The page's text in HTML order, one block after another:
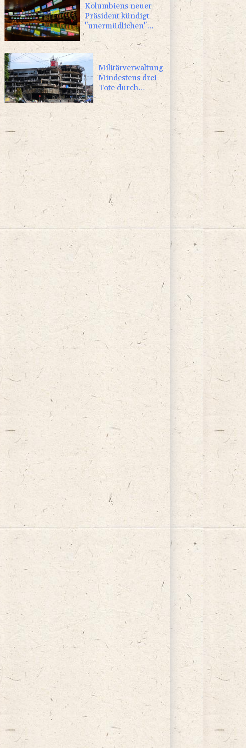
Kolumbiens neuer
Präsident kündigt
"unermüdlichen"
Kampf gegen
Drogengewalt an
Militärverwaltung:
Mindestens drei
Tote durch
Angriffe in
Region Kiew